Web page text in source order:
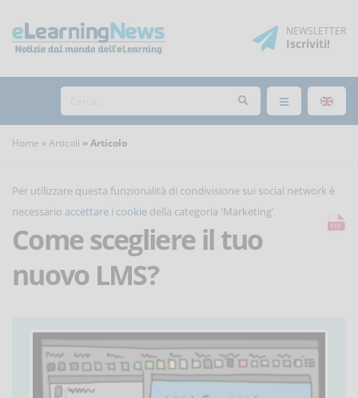
NEWSLETTER
Iscriviti!
Home Articoli Articolo
Per utilizzare questa funzionalità di condivisione sui social network è
necessario accettare i cookie della categoria 'Marketing'
Come scegliere il tuo
nuovo LMS?